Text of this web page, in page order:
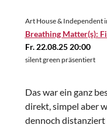
Art House & Independent
Breathing Matter(s):
Fr. 22.08.25 20:00
silent green präsentiert
Das war ein ganz
direkt, simpel aber
dennoch